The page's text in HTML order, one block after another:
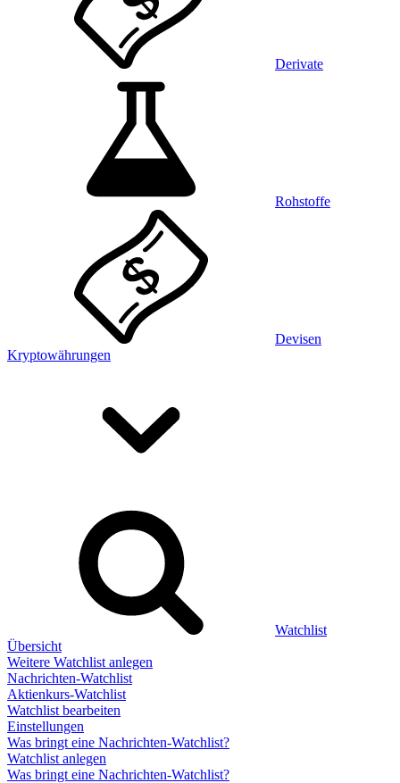
Derivate
Rohstoffe
Devisen
Kryptowährungen
Watchlist
Übersicht
Weitere Watchlist anlegen
Nachrichten-Watchlist
Aktienkurs-Watchlist
Watchlist bearbeiten
Einstellungen
Was bringt eine Nachrichten-Watchlist?
Watchlist anlegen
Was bringt eine Nachrichten-Watchlist?